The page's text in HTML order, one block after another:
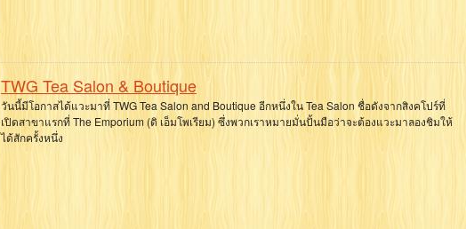
TWG Tea Salon & Boutique
วันนี้มีโอกาสได้แวะมาที่ TWG Tea Salon and Boutique อีกหนึ่งใน Tea Salon ชื่อดังจากสิงคโปร์ที่
เปิดสาขาแรกที่ The Emporium (ดิ เอ็มโพเรียม) ซึ่งพวกเราหมายมั่นปั้นมือว่าจะต้องแวะมาลองชิมให้
ได้สักครั้งหนึ่ง